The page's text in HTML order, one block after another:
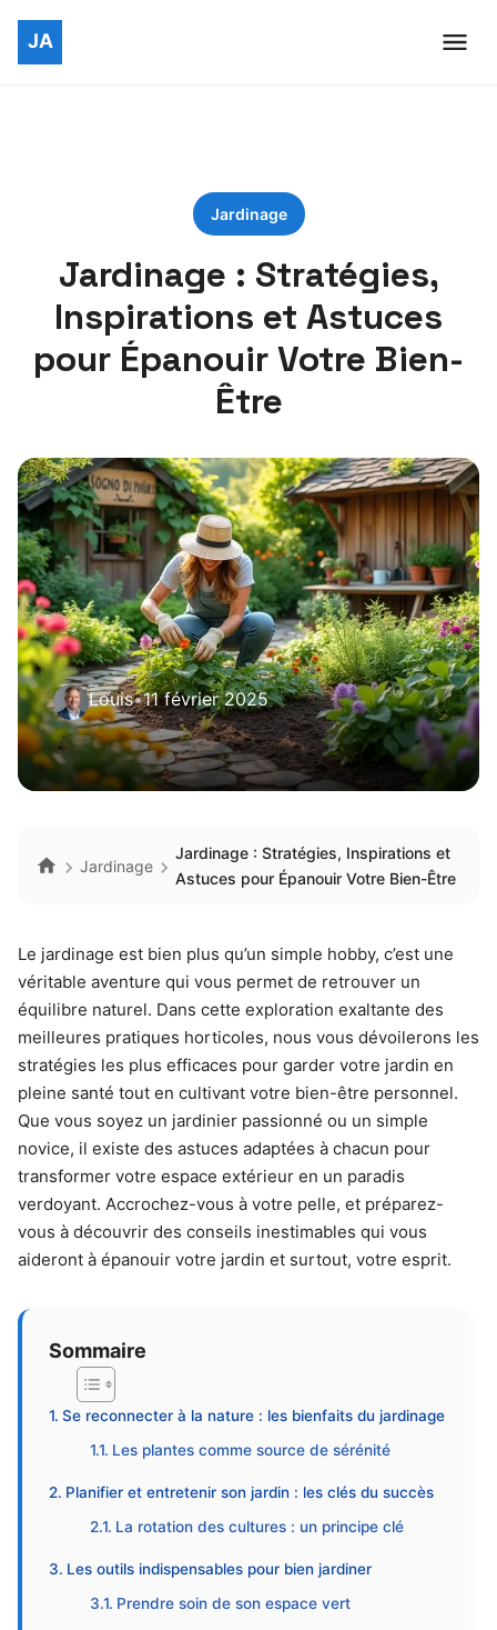
Jardinage
Jardinage : Stratégies,
Inspirations et Astuces
pour Épanouir Votre Bien-
Être
Louis•11 février 2025
Jardinage
Jardinage : Stratégies, Inspirations et
Astuces pour Épanouir Votre Bien-Être
Le jardinage est bien plus qu’un simple hobby, c’est une
véritable aventure qui vous permet de retrouver un
équilibre naturel. Dans cette exploration exaltante des
meilleures pratiques horticoles, nous vous dévoilerons les
stratégies les plus efficaces pour garder votre jardin en
pleine santé tout en cultivant votre bien-être personnel.
Que vous soyez un jardinier passionné ou un simple
novice, il existe des astuces adaptées à chacun pour
transformer votre espace extérieur en un paradis
verdoyant. Accrochez-vous à votre pelle, et préparez-
vous à découvrir des conseils inestimables qui vous
aideront à épanouir votre jardin et surtout, votre esprit.
Sommaire
Se reconnecter à la nature : les bienfaits du jardinage
Les plantes comme source de sérénité
Planifier et entretenir son jardin : les clés du succès
La rotation des cultures : un principe clé
Les outils indispensables pour bien jardiner
Prendre soin de son espace vert